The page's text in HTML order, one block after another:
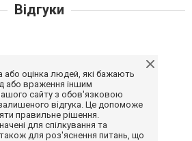
Відгуки
або оцінка людей, які бажають
або враження іншим
сайту з обов'язковою
відгука. Це допоможе
правильне рішення.
для спілкування та
для роз'яснення питань, що